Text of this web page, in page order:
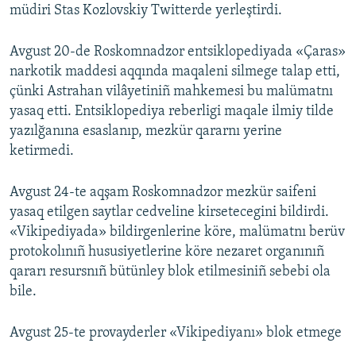
müdiri Stas Kozlovskiy Twitterde yerleştirdi.
Avgust 20-de Roskomnadzor entsiklopediyada «Çaras»
narkotik maddesi aqqında maqaleni silmege talap etti,
çünki Astrahan vilâyetiniñ mahkemesi bu malümatnı
yasaq etti. Entsiklopediya reberligi maqale ilmiy tilde
yazılğanına esaslanıp, mezkür qararnı yerine
ketirmedi.
Avgust 24-te aqşam Roskomnadzor mezkür saifeni
yasaq etilgen saytlar cedveline kirsetecegini bildirdi.
«Vikipediyada» bildirgenlerine köre, malümatnı berüv
protokolınıñ hususiyetlerine köre nezaret organınıñ
qararı resursnıñ bütünley blok etilmesiniñ sebebi ola
bile.
Avgust 25-te provayderler «Vikipediyanı» blok etmege